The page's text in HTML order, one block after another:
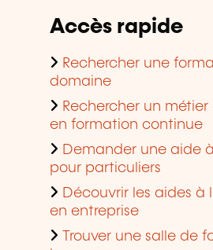
Accès rapide
Rechercher une
domaine
Rechercher un
en formation continue
Demander une aide
pour particuliers
Découvrir les aides à
en entreprise
Trouver une salle de